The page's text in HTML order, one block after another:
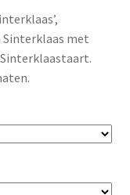
Sinterklaas met